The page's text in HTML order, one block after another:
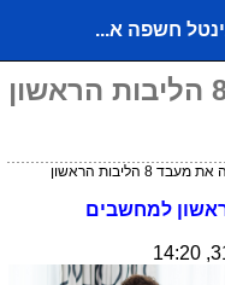
אינטל חשפה את מעבד 8 הליבות הראשון
>> אינטל חשפה את מעבד 8 הליבות הראשון
8 הליבות הראשון למחשבים